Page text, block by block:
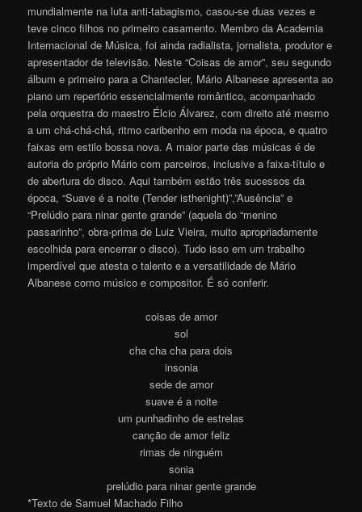
mundialmente na luta anti-tabagismo, casou-se duas vezes e
teve cinco filhos no primeiro casamento. Membro da Academia
Internacional de Música, foi ainda radialista, jornalista, produtor e
apresentador de televisão. Neste “Coisas de amor”, seu segundo
álbum e primeiro para a Chantecler, Mário Albanese apresenta ao
piano um repertório essencialmente romântico, acompanhado
pela orquestra do maestro Élcio Álvarez, com direito até mesmo
a um chá-chá-chá, ritmo caribenho em moda na época, e quatro
faixas em estilo bossa nova. A maior parte das músicas é de
autoria do próprio Mário com parceiros, inclusive a faixa-título e
de abertura do disco. Aqui também estão três sucessos da
época, “Suave é a noite (Tender isthenight)”,”Ausência” e
“Prelúdio para ninar gente grande” (aquela do “menino
passarinho”, obra-prima de Luiz Vieira, muito apropriadamente
escolhida para encerrar o disco). Tudo isso em um trabalho
imperdível que atesta o talento e a versatilidade de Mário
Albanese como músico e compositor. É só conferir.
coisas de amor
sol
cha cha cha para dois
insonia
sede de amor
suave é a noite
um punhadinho de estrelas
canção de amor feliz
rimas de ninguém
sonia
prelúdio para ninar gente grande
*Texto de Samuel Machado Filho